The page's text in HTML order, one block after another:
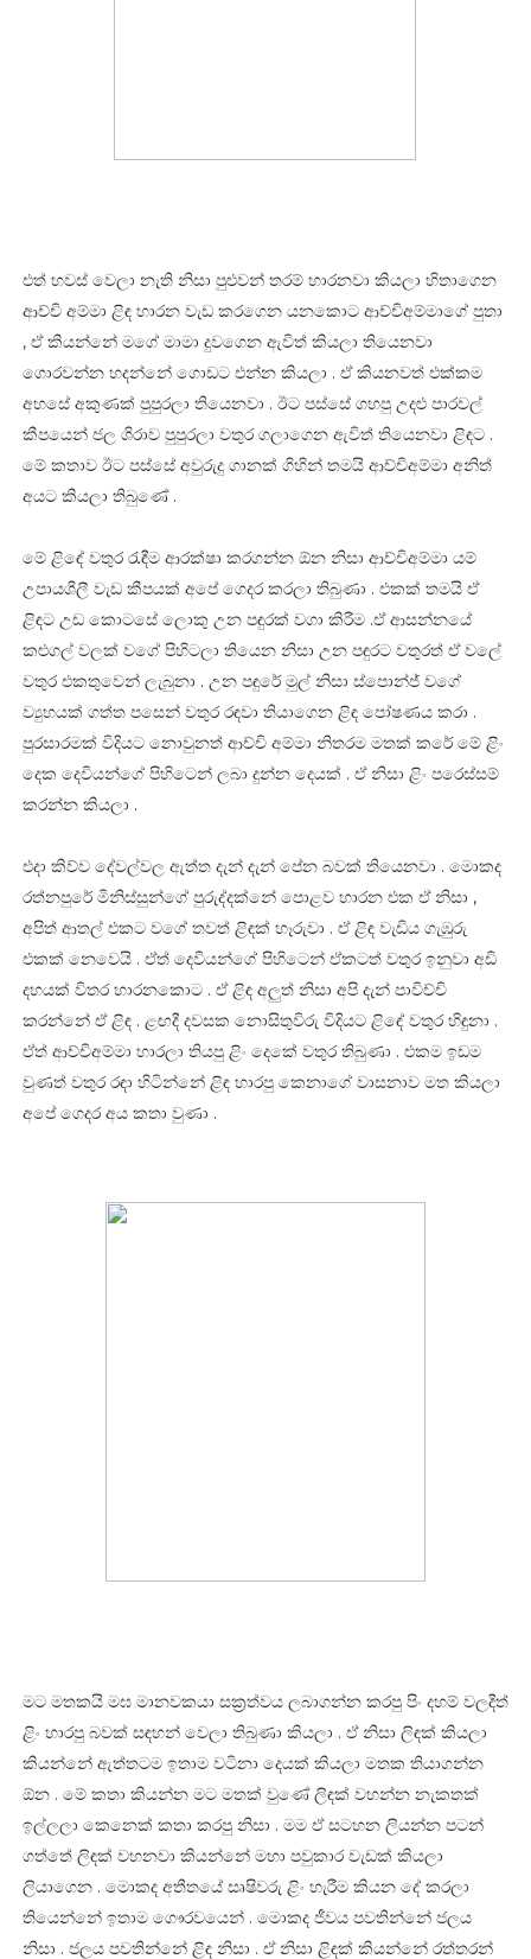
එත් හවස් වෙලා නැති නිසා පුළුවන් තරම් හාරනවා කියලා හිතාගෙන
ආච්චි අම්මා ළිඳ හාරන වැඩ කරගෙන යනකොට ආච්චිඅම්මාගේ පුතා
, ඒ කියන්නේ මගේ මාමා දුවගෙන ඇවිත් කියලා තියෙනවා
ගොරවන්න හදන්නේ ගොඩට එන්න කියලා . ඒ කියනවත් එක්කම
අහසේ අකුණක් පුපුරලා තියෙනවා . ඊට පස්සේ ගහපු උදළු පාරවල්
කීපයෙන් ජල ශිරාව පුපුරලා වතුර ගලාගෙන ඇවිත් තියෙනවා ළිඳට .
මේ කතාව ඊට පස්සේ අවුරුදු ගානක් ගිහින් තමයි ආච්චිඅම්මා අනිත්
අයට කියලා තිබුණේ .
මේ ළිඳේ වතුර රැඳීම ආරක්ෂා කරගන්න ඕන නිසා ආච්චිඅම්මා යම්
උපායශීලී වැඩ කීපයක් අපේ ගෙදර කරලා තිබුණා . එකක් තමයි ඒ
ළිඳට උඩ කොටසේ ලොකු උන පඳුරක් වගා කිරීම .ඒ ආසන්නයේ
කළුගල් වලක් වගේ පිහිටලා තියෙන නිසා උන පඳුරට වතුරත් ඒ වලේ
වතුර එකතුවෙන් ලැබුනා . උන පඳුරේ මුල් නිසා ස්පොන්ජ් වගේ
ව්‍යුහයක් ගත්ත පසෙන් වතුර රඳවා තියාගෙන ළිඳ පෝෂණය කරා .
පුරසාරමක් විදියට නොවුනත් ආච්චි අම්මා නිතරම මතක් කරේ මේ ළිං
දෙක දෙවියන්ගේ පිහිටෙන් ලබා දුන්න දෙයක් . ඒ නිසා ළිං පරෙස්සම්
කරන්න කියලා .
එදා කිව්ව දේවල්වල ඇත්ත දැන් දැන් පේන බවක් තියෙනවා . මොකද
රත්නපුරේ මිනිස්සුන්ගේ පුරුද්දක්නේ පොළව හාරන එක ඒ නිසා ,
අපිත් ආතල් එකට වගේ තවත් ළිඳක් හෑරුවා . ඒ ළිඳ වැඩිය ගැඹුරු
එකක් නෙවෙයි . ඒත් දෙවියන්ගේ පිහිටෙන් ඒකටත් වතුර ඉනුවා අඩි
දහයක් විතර හාරනකොට . ඒ ළිඳ අලුත් නිසා අපි දැන් පාවිච්චි
කරන්නේ ඒ ළිඳ . ළඟදී දවසක නොසිතුවිරු විදියට ළිඳේ වතුර හිඳුනා .
ඒත් ආච්චිඅම්මා හාරලා තියපු ළිං දෙකේ වතුර තිබුණා . එකම ඉඩම
වුණත් වතුර රඳා හිටින්නේ ළිඳ හාරපු කෙනාගේ වාසනාව මත කියලා
අපේ ගෙදර අය කතා වුණා .
මට මතකයි මඝ මානවකයා සක්‍රත්වය ලබාගන්න කරපු පිං දහම් වලදීත්
ළිං හාරපු බවක් සඳහන් වෙලා තිබුණා කියලා . ඒ නිසා ලිඳක් කියලා
කියන්නේ ඇත්තටම ඉතාම වටිනා දෙයක් කියලා මතක තියාගන්න
ඕන . මේ කතා කියන්න මට මතක් වුණේ ලිඳක් වහන්න නැකතක්
ඉල්ලලා කෙනෙක් කතා කරපු නිසා . මම ඒ සටහන ලියන්න පටන්
ගත්තේ ලිඳක් වහනවා කියන්නේ මහා පවුකාර වැඩක් කියලා
ලියාගෙන . මොකද අතීතයේ සෘෂිවරු ළිං හැරීම කියන දේ කරලා
තියෙන්නේ ඉතාම ගෞරවයෙන් . මොකද ජීවය පවතින්නේ ජලය
නිසා . ජලය පවතින්නේ ළිඳ නිසා . ඒ නිසා ළිඳක් කියන්නේ රත්තරන්